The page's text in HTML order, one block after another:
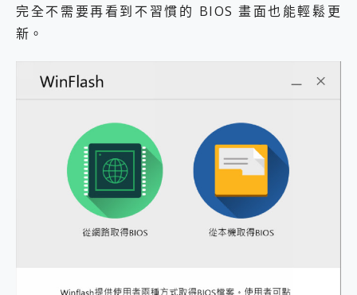
完全不需要再看到不習慣的 BIOS 畫面也能輕鬆更
新。